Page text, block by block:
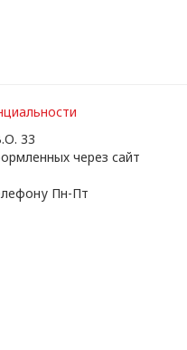
33
через сайт
Пн-Пт